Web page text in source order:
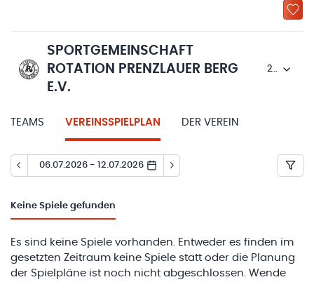
SPORTGEMEINSCHAFT
ROTATION PRENZLAUER BERG
E.V.
2026/27
TEAMS VEREINSSPIELPLAN DER VEREIN
06.07.2026 - 12.07.2026
Keine Spiele gefunden
Es sind keine Spiele vorhanden. Entweder es finden im
gesetzten Zeitraum keine Spiele statt oder die Planung
der Spielpläne ist noch nicht abgeschlossen. Wende